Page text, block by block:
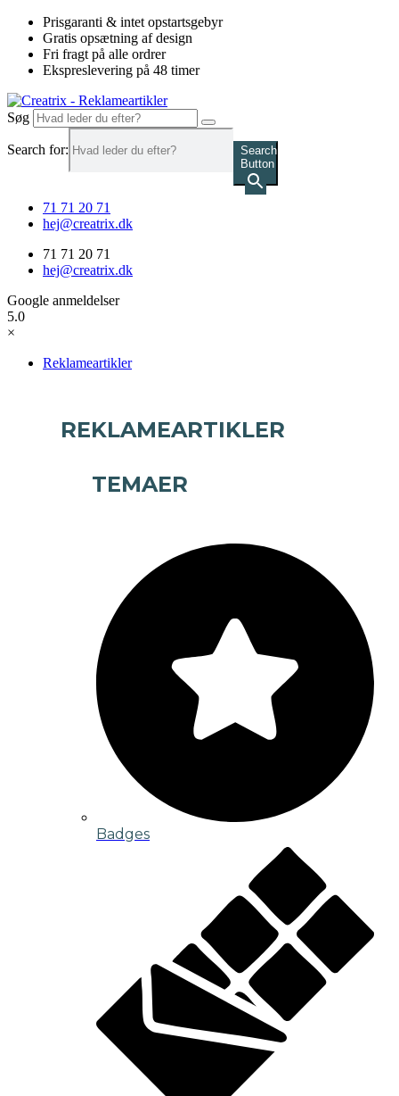
Videre
indhold
Prisgaranti & intet opstartsgebyr
Gratis opsætning af design
Fri fragt på alle ordrer
Ekspreslevering på 48 timer
Søg
Search for:
Search
Button
71 71 20 71
hej@creatrix.dk
71 71 20 71
hej@creatrix.dk
Google anmeldelser
5.0
×
Reklameartikler
REKLAMEARTIKLER
TEMAER
Badges